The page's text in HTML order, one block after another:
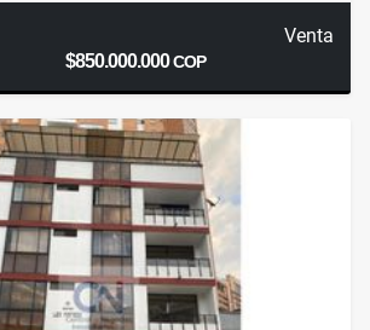
Venta
$850.000.000COP